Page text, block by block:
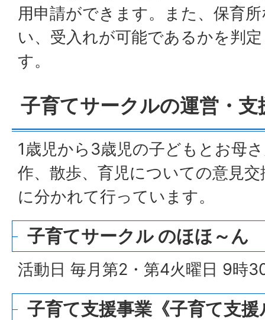
用申請ができます。また、保育
い、受入れが可能であるかを判
す。
子育てサークルの運営・支
1歳児から3歳児の子どもとお母
作、散歩、育児についての意見
に分かれて行っています。
子育てサークル のほほ～ん
活動日 毎月第2・第4火曜日 9時
子育て支援事業《子育て支